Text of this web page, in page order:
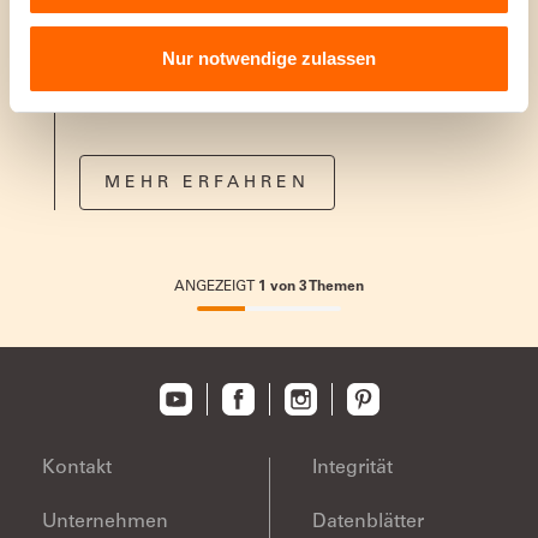
Nur notwendige zulassen
Wandfarbe
Spritzt nicht, tropft nicht. Deckt sofort perfekt
MEHR ERFAHREN
ANGEZEIGT 1 von 3Themen
33.33333333333333%
Kontakt
Unternehmen
Integrität
Datenblätter